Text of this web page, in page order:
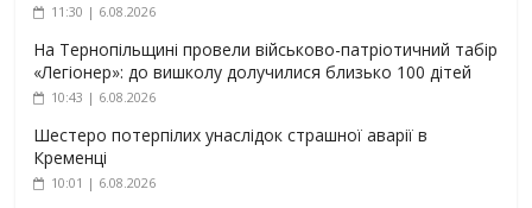
11:30 | 6.08.2026
На Тернопільщині провели військово-патріотичний табір
«Легіонер»: до вишколу долучилися близько 100 дітей
10:43 | 6.08.2026
Шестеро потерпілих унаслідок страшної аварії в
Кременці
10:01 | 6.08.2026